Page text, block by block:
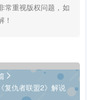
常重视版权问题，如
复仇者联盟2》解说